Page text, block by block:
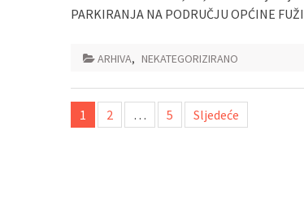
PARKIRANJA NA PODRUČJU OPĆINE
ARHIVA, NEKATEGORIZIRANO
Navigacija
objava
1 2 … 5 Sljedeće